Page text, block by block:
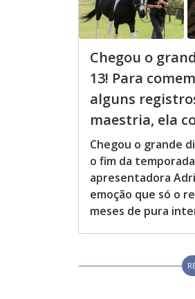
Chegou o
13! Para
alguns
maestria, ela
Chegou o grande
o fim da
apresentadora
emoção que só o
meses de pura